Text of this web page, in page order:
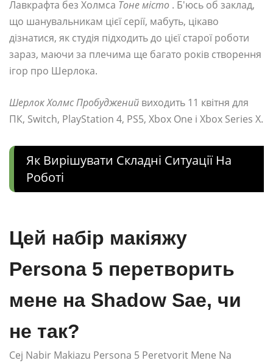
Лавкрафта без Холмса Тоне місто . Б'юсь об заклад,
що шанувальникам цієї серії, мабуть, цікаво
дізнатися, як студія підходить до цієї старої роботи
зараз, маючи за плечима ще багато років створення
ігор про Шерлока.
Шерлок Холмс Пробуджений виходить 11 квітня для
ПК, Switch, PlayStation 4, PS5, Xbox One і Xbox Series X.
Як Вирішувати Складні Ситуації На
Роботі
Цей набір макіяжу
Persona 5 перетворить
мене на Shadow Sae, чи
не так?
Cej Nabir Makiazu Persona 5 Peretvorit Mene Na